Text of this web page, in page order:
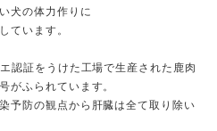
犬の体力作りに
ています。
認証をうけた工場で生産された鹿肉
がふられています。
予防の観点から肝臓は全て取り除い